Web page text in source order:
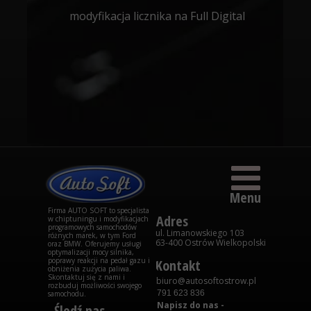
modyfikacja licznika na Full Digital
Kontakt
Napisz do nas -
Adres
Menu
Firma AUTO SOFT to specjalista
w chiptuningu i modyfikacjach
programowych samochodów
różnych marek, w tym Ford
oraz BMW. Oferujemy usługi
optymalizacji mocy silnika,
poprawy reakcji na pedał gazu i
obniżenia zużycia paliwa.
Skontaktuj się z nami i
rozbuduj możliwości swojego
samochodu.
biuro@autosoftostrow.pl
791 623 836
ul. Limanowskiego 103
63-400 Ostrów Wielkopolski